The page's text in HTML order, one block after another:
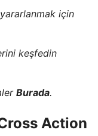
için
keşfedin
Burada.
Action